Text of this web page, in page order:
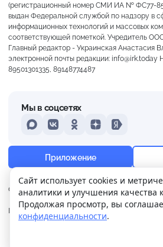
+15° Ощущается
8 м/с 761 мм
(регистрационный номер СМИ ИА № ФС77-
выдан Федеральной службой по надзору в
информационных технологий и массовых
соответствующей пометкой. Учредитель
Главный редактор - Украинская Анастасия
электронной почты редакции: info@irk.today
89501301335, 89148774487
О нас Контакты
Реклама
Политика
Мы в соцсетях
MAXVKontakteOdnoklassniki
DzenYandex
Приложение
.
Сайт использует cookies и
аналитики и улучшения качества
Продолжая просмотр, вы
конфиденциальности.